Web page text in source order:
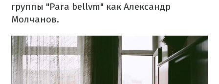
группы "Para bellvm" как Александр
Молчанов.